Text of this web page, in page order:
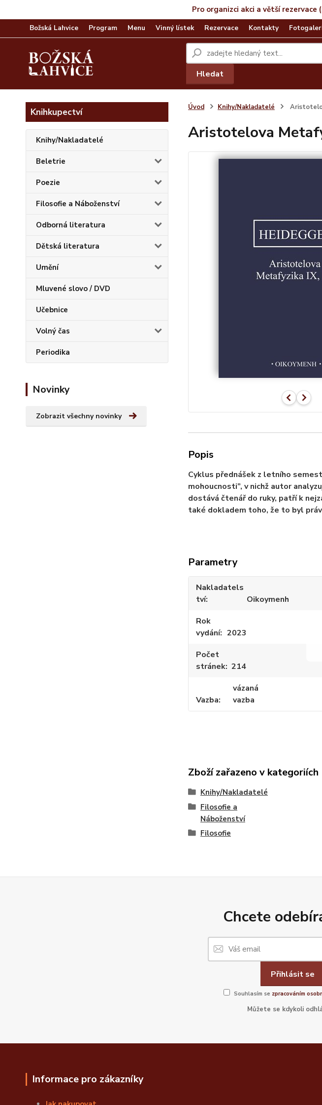
Pro organizci akci a větší
Božská Lahvice Program Menu Vinný lístek Rezervace Kontakty
Hledat
Knihkupectví
Knihy/Nakladatelé
Beletrie
Poezie
Filosofie a Náboženství
Odborná literatura
Dětská literatura
Umění
Mluvené slovo / DVD
Učebnice
Volný čas
Periodika
Novinky
Zobrazit všechny novinky
Úvod Knihy/Nakladatelé
Aristotelova
Popis
Cyklus přednášek z letního
mohoucnosti”, v nichž autor
dostává čtenář do ruky, patří k
také dokladem toho, že to byl
Parametry
Nakladatels
tví
Oikoymenh
Rok
vydání
2023
Počet
stránek 214
Vazba
vázaná
vazba
Zboží zařazeno v kategoriích
Knihy/Nakladatelé
Filosofie a
Náboženství
Filosofie
Chcete
Přihlásit se
Souhlasím se zpracováním
Můžete se kdykoli
Informace pro zákazníky